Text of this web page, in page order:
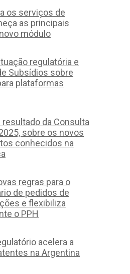
os serviços de
as principais
módulo
regulatória e
Subsídios sobre
plataformas
da Consulta
sobre os novos
conhecidos na
regras para o
de pedidos de
e flexibiliza
o PPH
acelera a
na Argentina